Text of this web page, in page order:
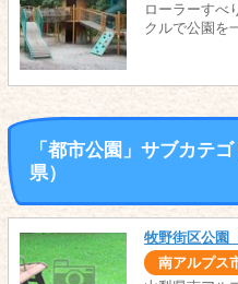
ローラーすべ
クルで公園を
「都市公園」サブカテ
県）
牧野街区公園
南アルプス